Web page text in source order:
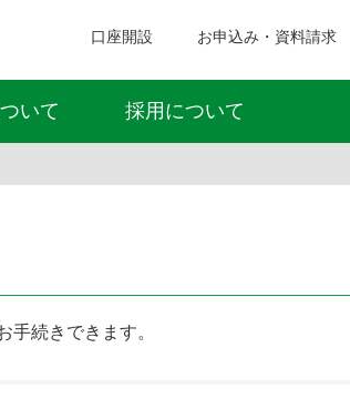
口座開設 お申込み・資料請求
いて 採用について
手続きできます。